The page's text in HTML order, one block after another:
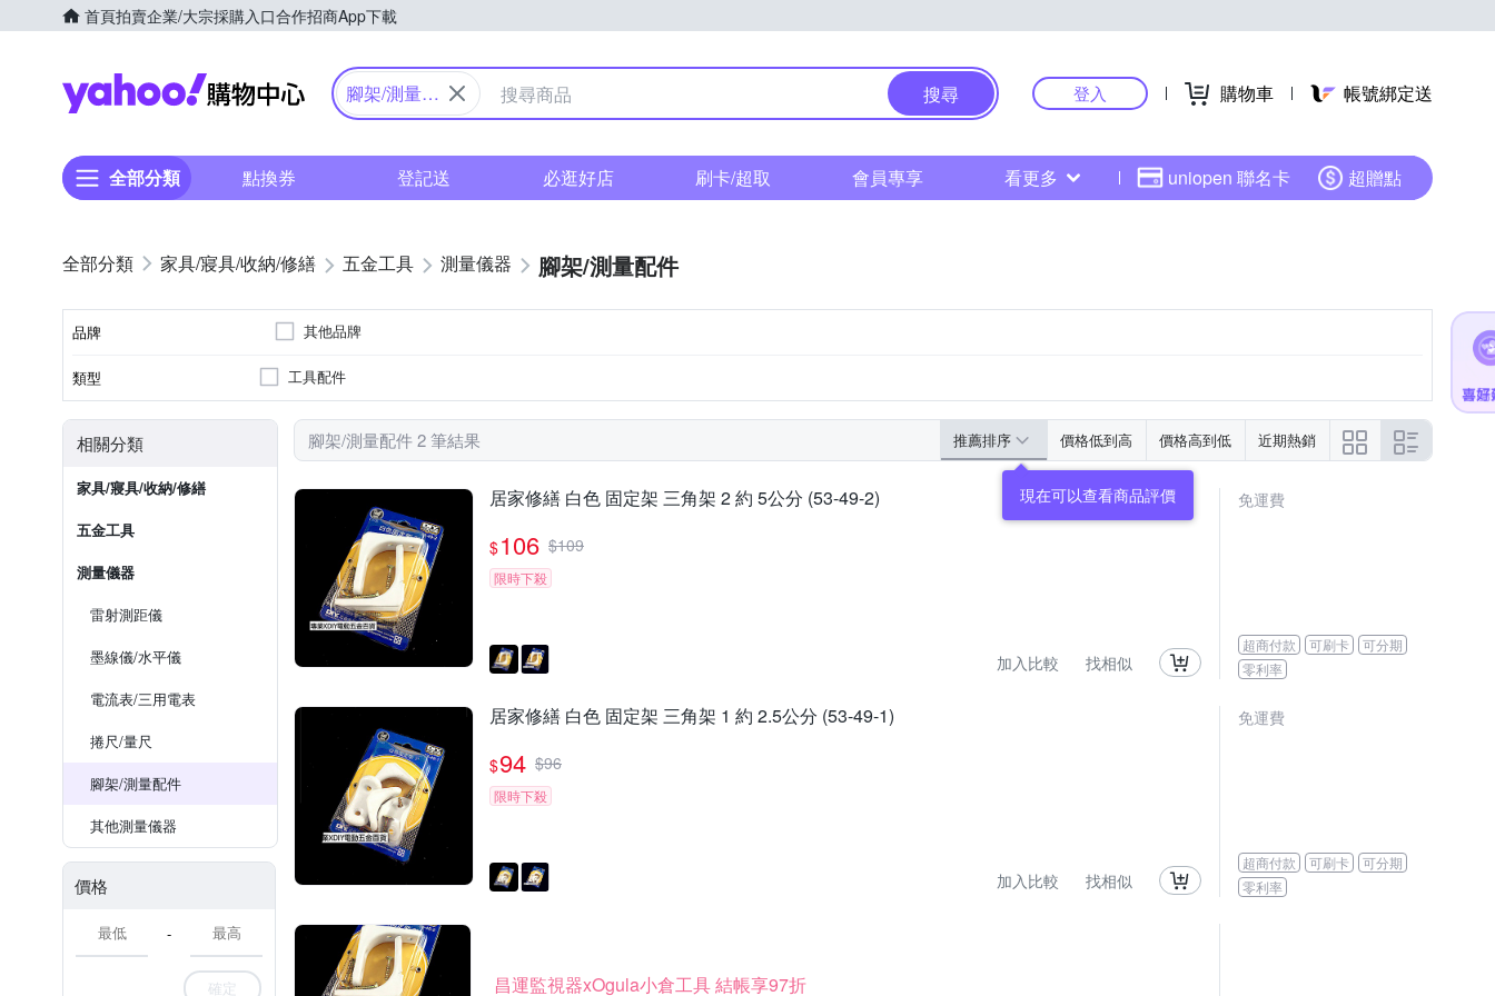
首頁拍賣企業/大宗採購入口合作招商App下載
Yahoo購物中心
腳架/測量配
搜尋 登入 購物車 帳號綁定送
全部分類 點換券 登記送 必逛好店 刷卡/超取 會員專享 看更多 uniopen 聯名卡 超贈點
家具/寢具/收納/修繕 五金工具 測量儀器 腳架/測量配件
品牌 其他品牌
類型 工具配件
相關分類
家具/寢具/收納/修繕
五金工具
測量儀器
雷射測距儀
墨線儀/水平儀
電流表/三用電表
捲尺/量尺
腳架/測量配件
其他測量儀器
價格
-
確定
腳架/測量配件 2 筆結果 推薦排序 價格低到高 價格高到低 近期熱銷
現在可以查看商品評價
居家修繕 白色 固定架 三角架 2 約 5公分 (53-49-2)
$106 $109
限時下殺
加入比較 找相似
免運費
超商付款 可刷卡
可分期
零利率
居家修繕 白色 固定架 三角架 1 約 2.5公分 (53-49-1)
$94 $96
限時下殺
加入比較 找相似
免運費
超商付款 可刷卡
可分期
零利率
昌運監視器xOgula小倉工具 結帳享97折